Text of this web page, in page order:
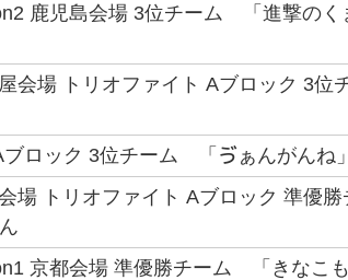
鹿児島会場 3位チーム 「進撃の
会場 トリオファイト Aブロック 3
ブロック 3位チーム 「ゔぁんがん
場 トリオファイト Aブロック 準優
京都会場 準優勝チーム 「きなこ